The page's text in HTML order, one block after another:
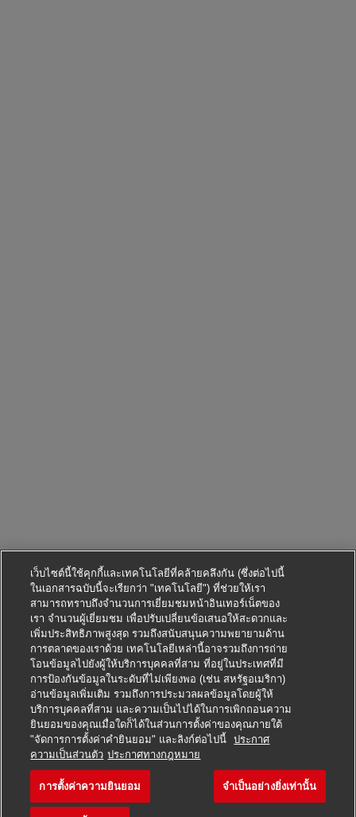
สมัครตำแหน่งนี้
เว็บไซต์นี้ใช้คุกกี้และเทคโนโลยีที่คล้ายคลึงกัน (ซึ่งต่อไปนี้
ในเอกสารฉบับนี้จะเรียกว่า "เทคโนโลยี") ที่ช่วยให้เรา
สามารถทราบถึงจำนวนการเยี่ยมชมหน้าอินเทอร์เน็ตของ
เรา จำนวนผู้เยี่ยมชม เพื่อปรับเปลี่ยนข้อเสนอให้สะดวกและ
เพิ่มประสิทธิภาพสูงสุด รวมถึงสนับสนุนความพยายามด้าน
การตลาดของเราด้วย เทคโนโลยีเหล่านี้อาจรวมถึงการถ่าย
โอนข้อมูลไปยังผู้ให้บริการบุคคลที่สาม ที่อยู่ในประเทศที่มี
การป้องกันข้อมูลในระดับที่ไม่เพียงพอ (เช่น สหรัฐอเมริกา)
อ่านข้อมูลเพิ่มเติม รวมถึงการประมวลผลข้อมูลโดยผู้ให้
บริการบุคคลที่สาม และความเป็นไปได้ในการเพิกถอนความ
ยินยอมของคุณเมื่อใดก็ได้ในส่วนการตั้งค่าของคุณภายใต้
"จัดการการตั้งค่าคำยินยอม" และลิงก์ต่อไปนี้
ประกาศ
ความเป็นส่วนตัว ประกาศทางกฎหมาย
การตั้งค่าความยินยอม จำเป็นอย่างยิ่งเท่านั้น